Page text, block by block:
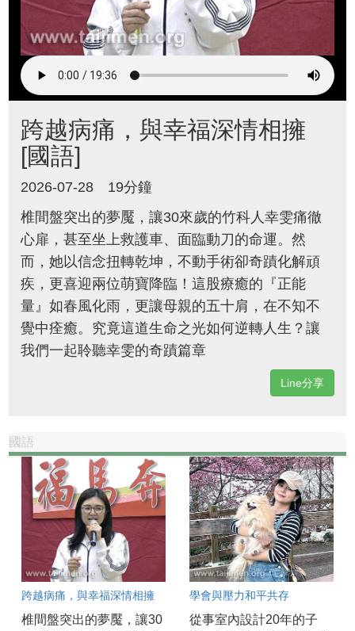
跨越病痛，與幸福深情相擁
[國語]
2026-07-28
19分鐘
椎間盤突出的夢魘，讓30來歲的竹科人幸雯痛徹
心扉，甚至坐上救護車、面臨動刀的命運。然
而，她以信念扭轉乾坤，不動手術卻奇蹟化解頑
疾，更喜迎兩位萌寶降臨！這股療癒的『正能
量』如春風化雨，更讓母親的五十肩，在不知不
覺中痊癒。究竟這道生命之光如何逆轉人生？讓
我們一起聆聽幸雯的奇蹟篇章
Line分享
國語
跨越病痛，與幸福深情相擁
椎間盤突出的夢魘，讓30
學會與壓力和平共存
從事室內設計20年的子